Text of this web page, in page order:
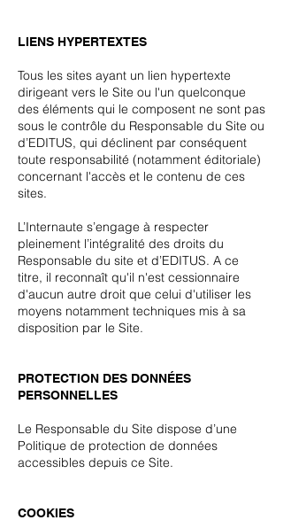
LIENS HYPERTEXTES
Tous les sites ayant un lien hypertexte
dirigeant vers le Site ou l'un quelconque
des éléments qui le composent ne sont pas
sous le contrôle du Responsable du Site ou
d’EDITUS, qui déclinent par conséquent
toute responsabilité (notamment éditoriale)
concernant l'accès et le contenu de ces
sites.
L’Internaute s’engage à respecter
pleinement l’intégralité des droits du
Responsable du site et d’EDITUS. A ce
titre, il reconnaît qu'il n'est cessionnaire
d'aucun autre droit que celui d'utiliser les
moyens notamment techniques mis à sa
disposition par le Site.
PROTECTION DES DONNÉES
PERSONNELLES
Le Responsable du Site dispose d’une
Politique de protection de données
accessibles depuis ce Site.
COOKIES